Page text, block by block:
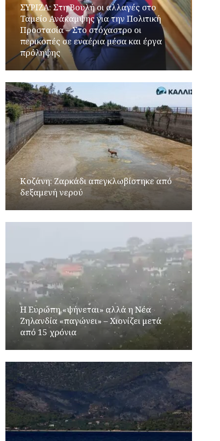
ΣΥΡΙΖΑ: Στη Βουλή οι αλλαγές στο
Ταμείο Ανάκαμψης για την Πολιτική
Προστασία – Στο στόχαστρο οι
περικοπές σε εναέρια μέσα και έργα
πρόληψης
Κοζάνη: Ζαρκάδι απεγκλωβίστηκε από
δεξαμενή νερού
Η Ευρώπη «ψήνεται» αλλά η Νέα
Ζηλανδία «παγώνει» – Χιονίζει μετά
από 15 χρόνια